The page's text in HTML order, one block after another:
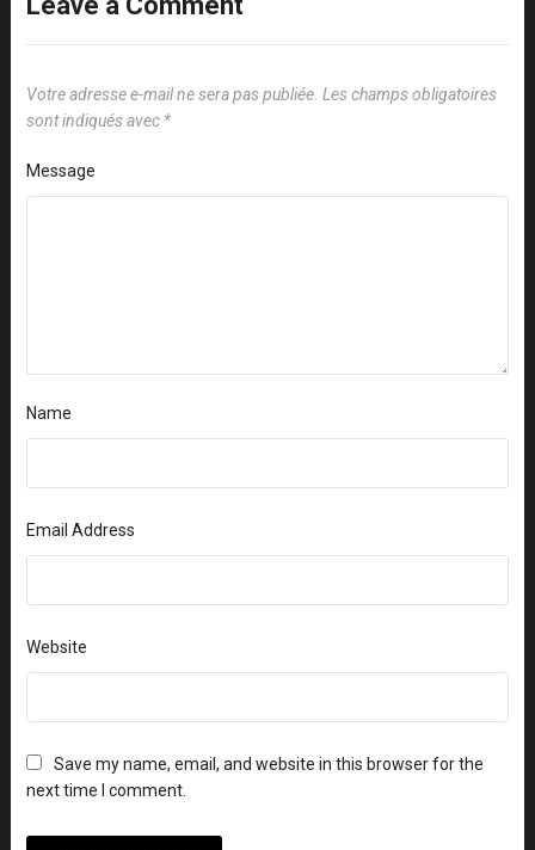
Votre adresse e-mail ne sera pas publiée. Les champs obligatoires
sont indiqués avec *
Message
Name
Email Address
Website
Save my name, email, and website in this browser for the
next time I comment.